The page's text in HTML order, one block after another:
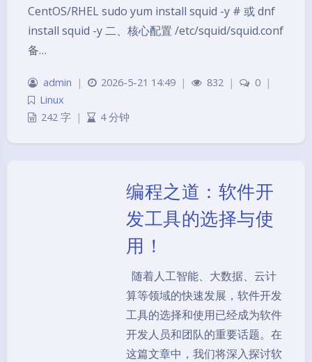
CentOS/RHEL sudo yum install squid -y # 或 dnf
install squid -y 二、核心配置 /etc/squid/squid.conf
备…
admin | 2026-5-21 14:49 | 832 | 0 |
Linux
242 字 | 4 分钟
编程之道：软件开
发工具的选择与使
用！
随着人工智能、大数据、云计
算等领域的快速发展，软件开发
工具的选择和使用已经成为软件
开发人员和团队的重要话题。在
这篇文章中，我们将深入探讨软